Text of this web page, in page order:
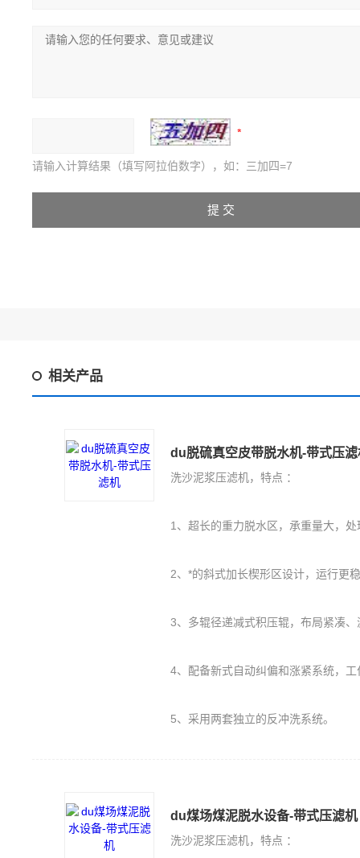
请输入计算结果（填写阿拉伯数字），如：三加四=7
相关产品
du脱硫真空皮带脱水机-带式压滤
洗沙泥浆压滤机，特点 ：
1、超长的重力脱水区，承重量大，
2、*的斜式加长楔形区设计，运行更
3、多辊径递减式积压辊，布局紧凑
4、配备新式自动纠偏和涨紧系统，
5、采用两套独立的反冲洗系统。
du煤场煤泥脱水设备-带式压滤机
洗沙泥浆压滤机，特点 ：